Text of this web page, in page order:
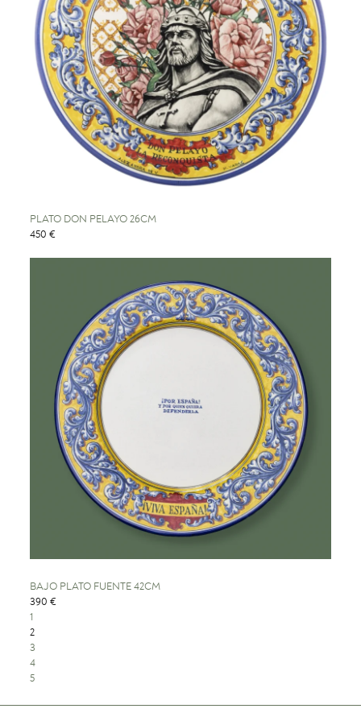
PLATO DON PELAYO 26CM
450 €
BAJO PLATO FUENTE 42CM
390 €
1
2
3
4
5